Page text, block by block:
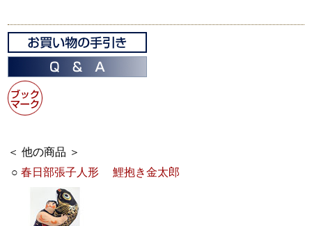
＜ 他の商品 ＞
○春日部張子人形 鯉抱き金太郎